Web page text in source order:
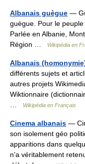
Albanais guègue —
guègue. Pour le
Parlée en Albanie,
Région …
Wikipédia en
Albanais
différents sujets et
autres projets
Wiktionnaire
Wikipédia en Français
Cinema albanais —
son isolement géo
apparitions dans
n’a véritablement